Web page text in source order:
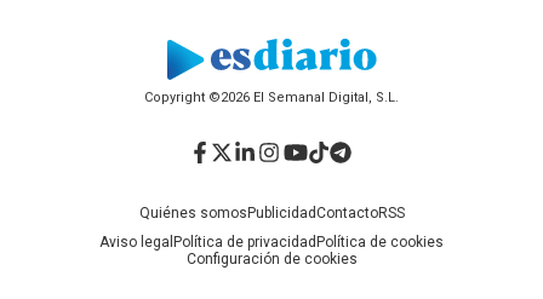
Copyright ©2026 El Semanal Digital, S.L.
Quiénes somosPublicidadContactoRSS
Aviso legal Política de privacidadPolítica de cookies
Configuración de cookies
Facebook
Twitter
LinkedIn
Instagram
YouTube
TikTok
Telegram